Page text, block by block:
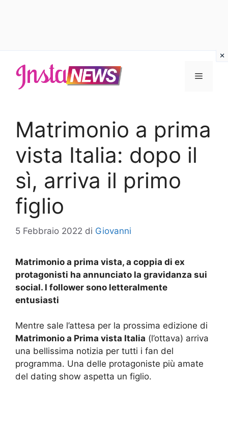
contenuto
Menu
Matrimonio a prima
vista Italia: dopo il
sì, arriva il primo
figlio
5 Febbraio 2022 di Giovanni
Matrimonio a prima vista, a coppia di ex
protagonisti ha annunciato la gravidanza sui
social. I follower sono letteralmente
entusiasti
Mentre sale l’attesa per la prossima edizione di
Matrimonio a Prima vista Italia (l’ottava) arriva
una bellissima notizia per tutti i fan del
programma. Una delle protagoniste più amate
del dating show aspetta un figlio.